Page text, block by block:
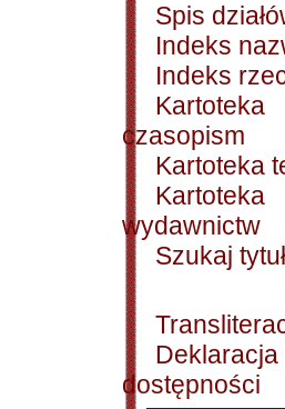
Spis
Indeks
Indeks
Kartoteka
czasopism
Kartoteka
Kartoteka
wydawnictw
Szukaj
Deklaracja
dostępności